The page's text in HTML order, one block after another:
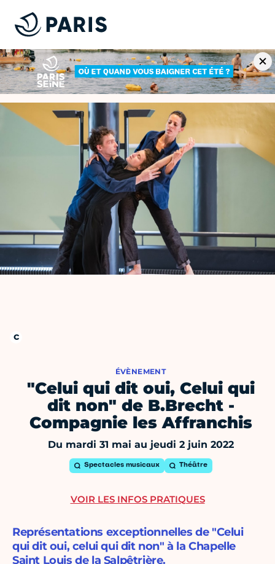
ÉVÈNEMENT
"Celui qui dit oui, Celui qui
dit non" de B.Brecht -
Compagnie les Affranchis
Du mardi 31 mai au jeudi 2 juin 2022
Spectacles musicaux Théâtre
Représentations exceptionnelles de "Celui
qui dit oui, celui qui dit non" à la Chapelle
Saint Louis de la Salpêtrière.
VOIR LES INFOS PRATIQUES